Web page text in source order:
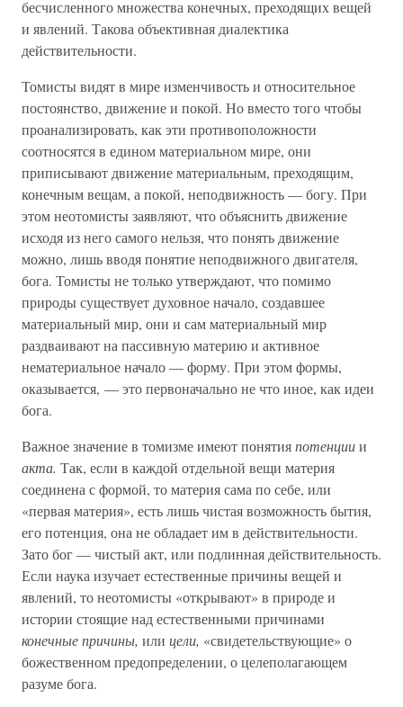
бесчисленного множества конечных, преходящих вещей
и явлений. Такова объективная диалектика
действительности.
Томисты видят в мире изменчивость и относительное
постоянство, движение и покой. Но вместо того чтобы
проанализировать, как эти противоположности
соотносятся в едином материальном мире, они
приписывают движение материальным, преходящим,
конечным вещам, а покой, неподвижность — богу. При
этом неотомисты заявляют, что объяснить движение
исходя из него самого нельзя, что понять движение
можно, лишь вводя понятие неподвижного двигателя,
бога. Томисты не только утверждают, что помимо
природы существует духовное начало, создавшее
материальный мир, они и сам материальный мир
раздваивают на пассивную материю и активное
нематериальное начало — форму. При этом формы,
оказывается, — это первоначально не что иное, как идеи
бога.
Важное значение в томизме имеют понятияпотенциии
акта. Так, если в каждой отдельной вещи материя
соединена с формой, то материя сама по себе, или
«первая материя», есть лишь чистая возможность бытия,
его потенция, она не обладает им в действительности.
Зато бог — чистый акт, или подлинная действительность.
Если наука изучает естественные причины вещей и
явлений, то неотомисты «открывают» в природе и
истории стоящие над естественными причинами
конечные причины, или цели, «свидетельствующие» о
божественном предопределении, о целеполагающем
разуме бога.